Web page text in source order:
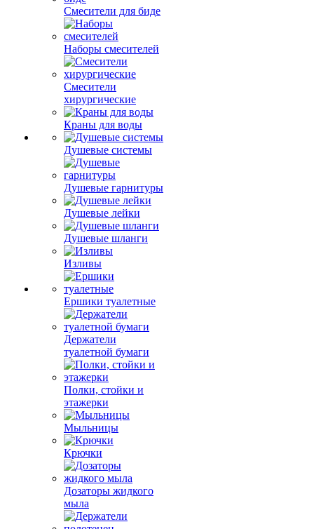
Смесители для биде
Наборы смесителей
Смесители
хирургические
Краны для воды
Душевые системы
Душевые гарнитуры
Душевые лейки
Душевые шланги
Изливы
Ершики туалетные
Держатели
туалетной бумаги
Полки, стойки и
этажерки
Мыльницы
Крючки
Дозаторы жидкого
мыла